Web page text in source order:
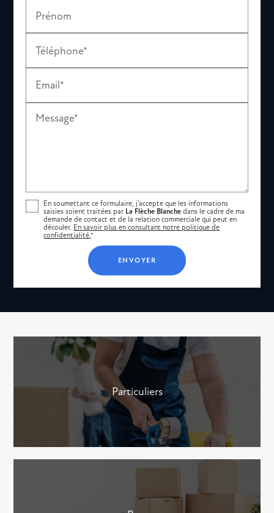
Prénom
Téléphone*
Email*
Message*
En soumettant ce formulaire, j'accepte que les informations
saisies soient traitées par La Flèche Blanche dans le cadre de ma
demande de contact et de la relation commerciale qui peut en
découler. En savoir plus en consultant notre politique de
confidentialité.*
Particuliers